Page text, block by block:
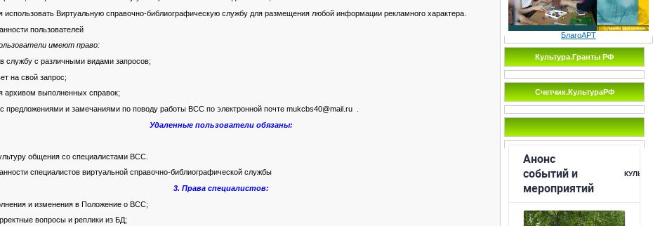
использовать Виртуальную справочно-библиографическую службу для размещения любой информации рекламного характера.
пользователей
имеют право:
службу с различными видами запросов;
на свой запрос;
архивом выполненных справок;
предложениями и замечаниями по поводу работы ВСС по электронной почте mukcbs40@mail.ru .
Удаленные пользователи обязаны:
общения со специалистами ВСС.
специалистов виртуальной справочно-библиографической службы
3. Права специалистов:
и изменения в Положение о ВСС;
вопросы и реплики из БД;
БлагоАРТ
Культура.Гранты РФ
Счетчик.КультураРФ